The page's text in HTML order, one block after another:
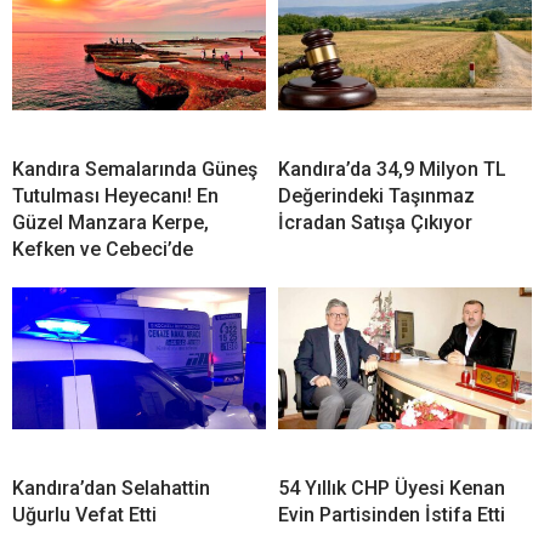
Kandıra Semalarında Güneş
Tutulması Heyecanı! En
Güzel Manzara Kerpe,
Kefken ve Cebeci’de
Kandıra’da 34,9 Milyon TL
Değerindeki Taşınmaz
İcradan Satışa Çıkıyor
Kandıra’dan Selahattin
Uğurlu Vefat Etti
54 Yıllık CHP Üyesi Kenan
Evin Partisinden İstifa Etti